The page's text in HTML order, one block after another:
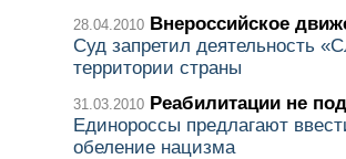
28.04.2010 Внероссийское
Суд запретил деятельность
территории страны
31.03.2010 Реабилитации не
Единороссы предлагают
обеление нацизма